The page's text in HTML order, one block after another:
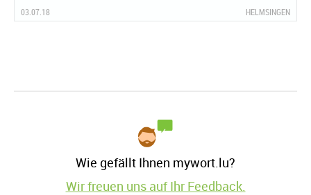
03.07.18 HELMSINGEN
Wie gefällt Ihnen mywort.lu?
Wir freuen uns auf Ihr Feedback.